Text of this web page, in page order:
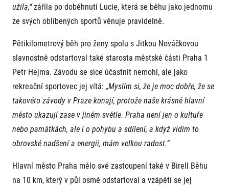
Všeobecné smluvní podmínky
Informace o cookies
Podmínky GDPR
© 2026 RunCzech s.r.o.
užila,“zářila po doběhnutí Lucie, která se běhu jako jednomu
ze svých oblíbených sportů věnuje pravidelně.
Pětikilometrový běh pro ženy spolu s Jitkou Nováčkovou
slavnostně odstartoval také starosta městské části Praha 1
Petr Hejma. Závodu se sice účastnit nemohl, ale jako
rekreační sportovec jej vítá: „Myslím si, že je moc dobře, že se
takovéto závody v Praze konají, protože naše krásné hlavní
město ukazují zase v jiném světle. Praha není jen o kultuře
nebo památkách, ale i o pohybu a sdílení, a když vidím to
obrovské nadšení a energii, mám velkou radost.“
Hlavní město Praha mělo své zastoupení také v Birell Běhu
na 10 km, který v půl osmé odstartoval a vzápětí se jej